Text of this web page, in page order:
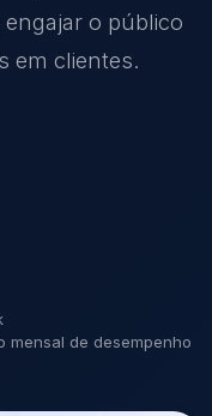
o público
em clientes.
mensal de desempenho